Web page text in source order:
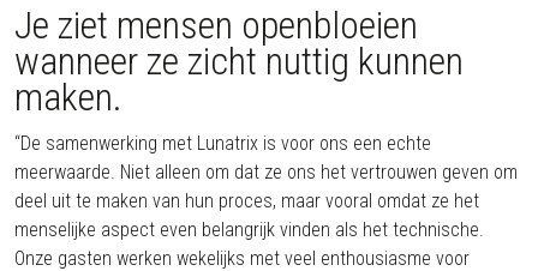
Je ziet mensen openbloeien
wanneer ze zicht nuttig kunnen
maken.
“De samenwerking met Lunatrix is voor ons een echte
meerwaarde. Niet alleen om dat ze ons het vertrouwen geven om
deel uit te maken van hun proces, maar vooral omdat ze het
menselijke aspect even belangrijk vinden als het technische.
Onze gasten werken wekelijks met veel enthousiasme voor